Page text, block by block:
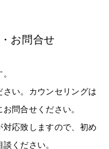
お問合せ
さい。カウンセリングは
問合せください。
応致しますので、初め
ください。